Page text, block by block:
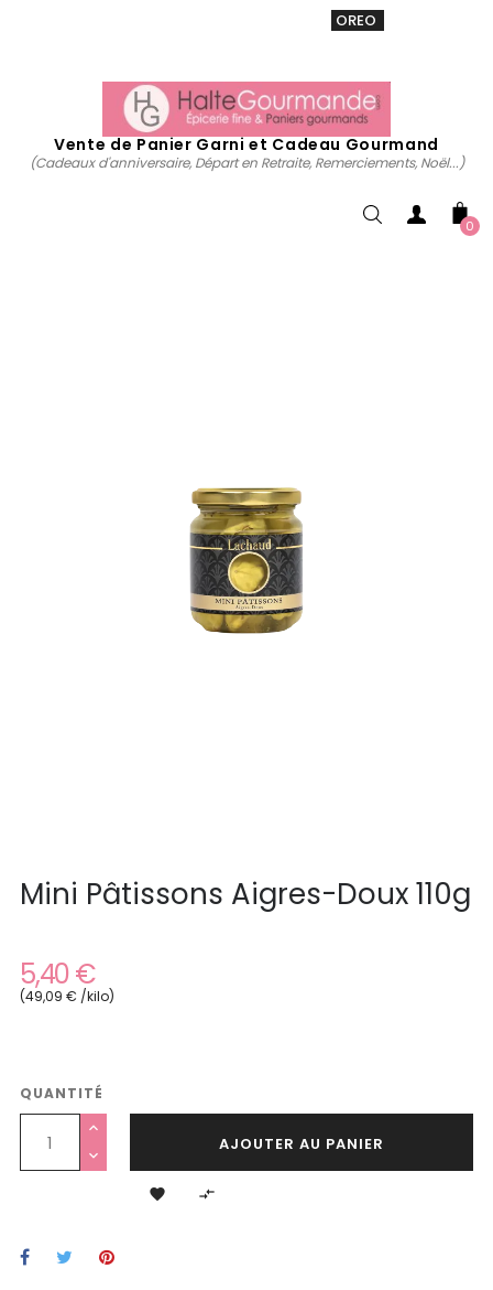
OREO
Vente de Panier Garni et Cadeau Gourmand
(Cadeaux d'anniversaire, Départ en Retraite, Remerciements, Noël...)
0
Mini Pâtissons Aigres-Doux 110g
5,40 €
(49,09 € /kilo)
QUANTITÉ
AJOUTER AU PANIER
 